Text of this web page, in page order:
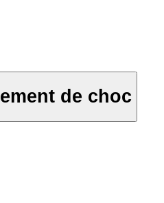
de choc